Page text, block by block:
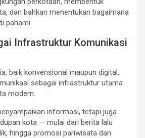
dan bahkan menentukan bagaimana
pahami.
Infrastruktur Komunikasi
baik konvensional maupun digital,
sebagai infrastruktur utama
modern.
informasi, tetapi juga
kota — mulai dari berita lalu
hingga promosi pariwisata dan